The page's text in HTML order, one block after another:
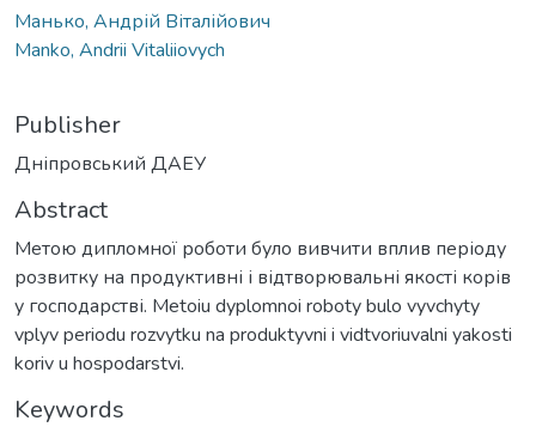
Манько, Андрій Віталійович
Manko, Andrii Vitaliiovych
Publisher
Дніпровський ДАЕУ
Abstract
Метою дипломної роботи було вивчити вплив періоду
розвитку на продуктивні і відтворювальні якості корів
у господарстві. Metoiu dyplomnoi roboty bulo vyvchyty
vplyv periodu rozvytku na produktyvni i vidtvoriuvalni yakosti
koriv u hospodarstvi.
Keywords